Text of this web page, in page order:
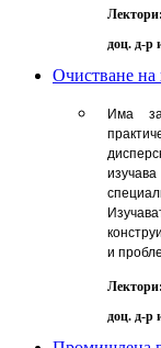
Лектори:
доц. д-
Очистване на
Има
и
Лектори:
доц. д-